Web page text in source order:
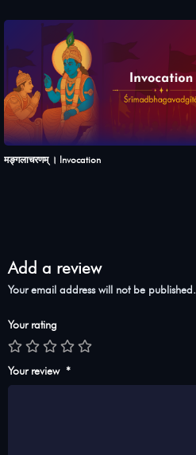
मङ्गलाचरणम् । Invocation
Add a review
Your email address will not be published.
Your rating
Your review *